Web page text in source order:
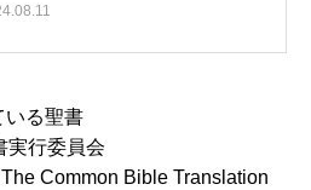
いる聖書
実行委員会
Common Bible Translation